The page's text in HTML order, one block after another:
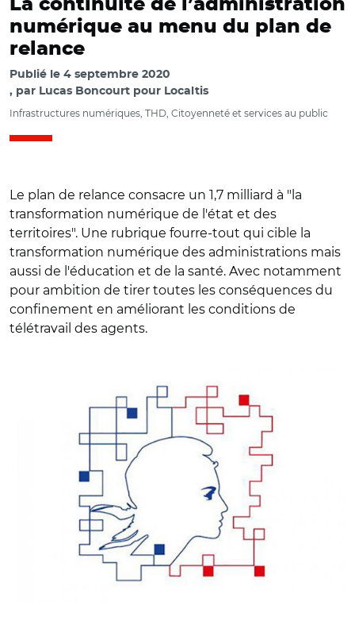
La continuité de l’administration
numérique au menu du plan de
relance
Publié le 4 septembre 2020
par Lucas Boncourt pour Localtis
Infrastructures numériques, THD, Citoyenneté et services au public
Le plan de relance consacre un 1,7 milliard à "la
transformation numérique de l'état et des
territoires". Une rubrique fourre-tout qui cible la
transformation numérique des administrations mais
aussi de l'éducation et de la santé. Avec notamment
pour ambition de tirer toutes les conséquences du
confinement en améliorant les conditions de
télétravail des agents.